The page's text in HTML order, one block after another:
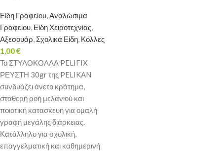
Είδη Γραφείου,Αναλώσιμα
Γραφείου, Είδη Χειροτεχνίας,
Αξεσουάρ, Σχολικά Είδη, Κόλλες
1,00€
Το ΣΤΥΛΟΚΟΛΛΑ PELIFIX
ΡΕΥΣΤΗ 30gr της PELIKAN
συνδυάζει άνετο κράτημα,
σταθερή ροή μελανιού και
ποιοτική κατασκευή για ομαλή
γραφή μεγάλης διάρκειας.
Κατάλληλο για σχολική,
επαγγελματική και καθημερινή